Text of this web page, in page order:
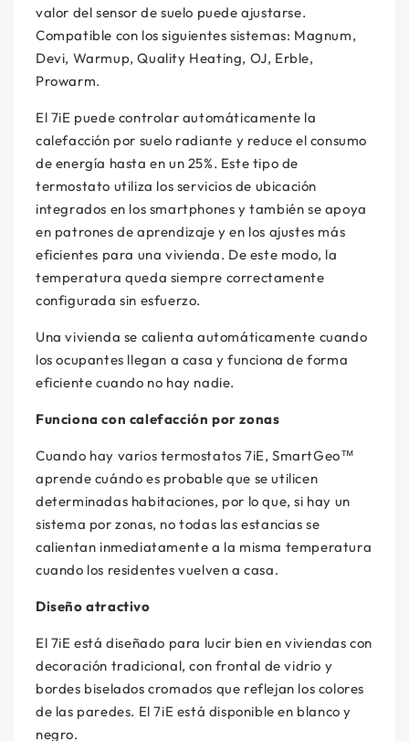
valor del sensor de suelo puede ajustarse.
Compatible con los siguientes sistemas: Magnum,
Devi, Warmup, Quality Heating, OJ, Erble,
Prowarm.
El 7iE puede controlar automáticamente la
calefacción por suelo radiante y reduce el consumo
de energía hasta en un 25%. Este tipo de
termostato utiliza los servicios de ubicación
integrados en los smartphones y también se apoya
en patrones de aprendizaje y en los ajustes más
eficientes para una vivienda. De este modo, la
temperatura queda siempre correctamente
configurada sin esfuerzo.
Una vivienda se calienta automáticamente cuando
los ocupantes llegan a casa y funciona de forma
eficiente cuando no hay nadie.
Funciona con calefacción por zonas
Cuando hay varios termostatos 7iE, SmartGeo™
aprende cuándo es probable que se utilicen
determinadas habitaciones, por lo que, si hay un
sistema por zonas, no todas las estancias se
calientan inmediatamente a la misma temperatura
cuando los residentes vuelven a casa.
Diseño atractivo
El 7iE está diseñado para lucir bien en viviendas con
decoración tradicional, con frontal de vidrio y
bordes biselados cromados que reflejan los colores
de las paredes. El 7iE está disponible en blanco y
negro.